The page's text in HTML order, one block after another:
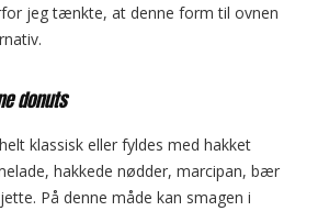
jeg tænkte, at denne form til ovnen
donuts
klassisk eller fyldes med hakket
hakkede nødder, marcipan, bær
På denne måde kan smagen i